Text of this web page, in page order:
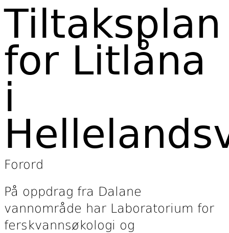
Tiltaksplan
for Litlåna
i
Forord
På oppdrag fra Dalane
vannområde har Laboratorium for
ferskvannsøkologi og